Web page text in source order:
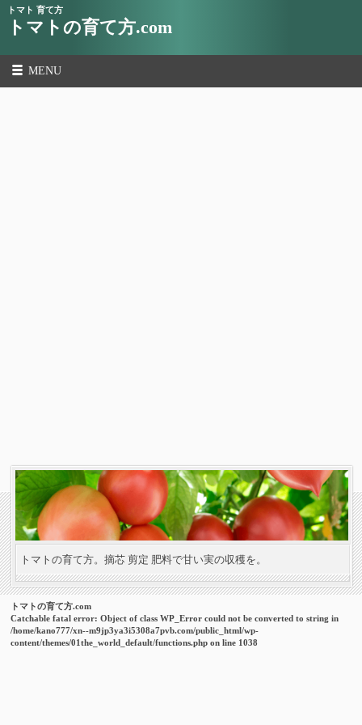
トマト 育て方
トマトの育て方.com
MENU
トマトの育て方。摘芯 剪定 肥料で甘い実の収穫を。
トマトの育て方.com
Catchable fatal error: Object of class WP_Error could not be converted to string in
/home/kano777/xn--m9jp3ya3i5308a7pvb.com/public_html/wp-
content/themes/01the_world_default/functions.php on line 1038